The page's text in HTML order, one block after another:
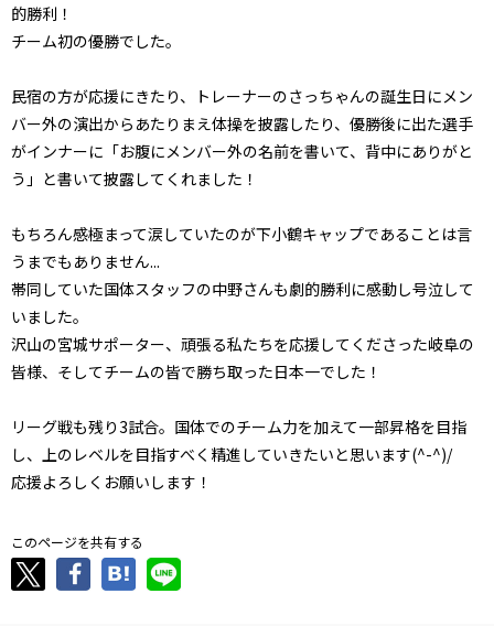
的勝利！
チーム初の優勝でした。
民宿の方が応援にきたり、トレーナーのさっちゃんの誕生日にメン
バー外の演出からあたりまえ体操を披露したり、優勝後に出た選手
がインナーに「お腹にメンバー外の名前を書いて、背中にありがと
う」と書いて披露してくれました！
もちろん感極まって涙していたのが下小鶴キャップであることは言
うまでもありません...
帯同していた国体スタッフの中野さんも劇的勝利に感動し号泣して
いました。
沢山の宮城サポーター、頑張る私たちを応援してくださった岐阜の
皆様、そしてチームの皆で勝ち取った日本一でした！
リーグ戦も残り3試合。国体でのチーム力を加えて一部昇格を目指
し、上のレベルを目指すべく精進していきたいと思います(^-^)/
応援よろしくお願いします！
このページを共有する